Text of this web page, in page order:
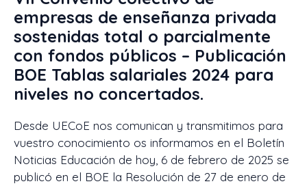
empresas de enseñanza privada
sostenidas total o parcialmente
con fondos públicos – Publicación
BOE Tablas salariales 2024 para
niveles no concertados.
Desde UECoE nos comunican y transmitimos para
vuestro conocimiento os informamos en el Boletín
Noticias Educación de hoy, 6 de febrero de 2025 se
publicó en el BOE la Resolución de 27 de enero de